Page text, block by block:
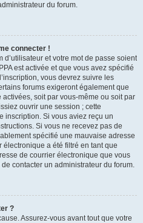
du forum.
connecter !
et votre mot de passe soient
est activée et que vous avez spécifié
vous devrez suivre les
forums exigeront également que
soit par vous-même ou soit par
ouvrir une session ; cette
inscription. Si vous aviez reçu un
Si vous ne recevez pas de
spécifié une mauvaise adresse
a été filtré en tant que
de courrier électronique que vous
contacter un administrateur du forum.
?
Assurez-vous avant tout que votre